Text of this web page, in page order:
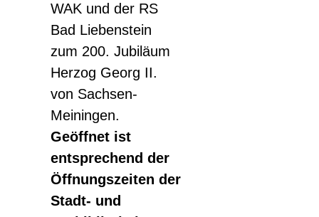
WAK und der RS
Bad Liebenstein
zum 200. Jubiläum
Herzog Georg II.
von Sachsen-
Meiningen.
Geöffnet ist
entsprechend der
Öffnungszeiten der
Stadt- und